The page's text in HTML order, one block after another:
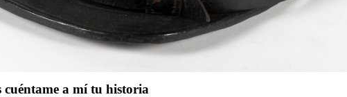
cuéntame a mí tu historia